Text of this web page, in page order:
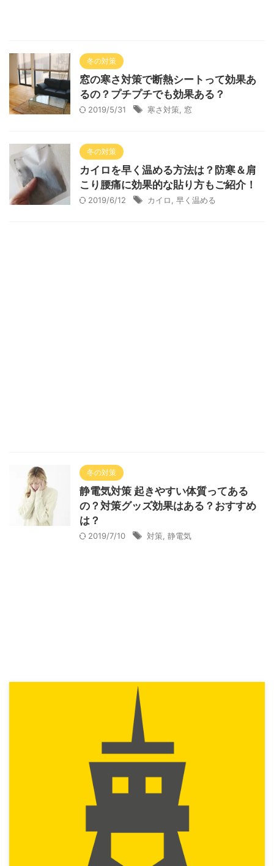
冬の対策
窓の寒さ対策で断熱シートって効果あ
るの？プチプチでも効果ある？
2019/5/31 寒さ対策 窓
冬の対策
カイロを早く温める方法は？防寒＆肩
こり腰痛に効果的な貼り方もご紹介！
2019/6/12 カイロ 早く温める
冬の対策
静電気対策 起きやすい体質ってある
の？対策グッズ効果はある？おすすめ
は？
2019/7/10 対策 静電気